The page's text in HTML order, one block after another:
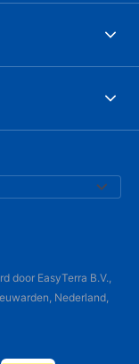
door EasyTerra B.V.,
Nederland,